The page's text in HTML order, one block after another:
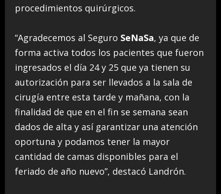
procedimientos quirúrgicos.
“Agradecemos al Seguro SeNaSa, ya que de
forma activa todos los pacientes que fueron
ingresados el día 24 y 25 que ya tienen su
autorización para ser llevados a la sala de
cirugía entre esta tarde y mañana, con la
finalidad de que en el fin se semana sean
dados de alta y así garantizar una atención
oportuna y podamos tener la mayor
cantidad de camas disponibles para el
feriado de año nuevo”, destacó Landrón.